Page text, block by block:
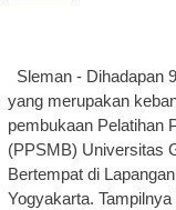
Sleman - Dihadapan
yang merupakan
pembukaan Pelatihan
(PPSMB) Universitas
Bertempat di
Yogyakarta.